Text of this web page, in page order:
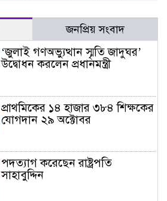
জনপ্রিয় সংবাদ
‘জুলাই গণঅভ্যুত্থান স্মৃতি জাদুঘর’
উদ্বোধন করলেন প্রধানমন্ত্রী
প্রাথমিকের ১৪ হাজার ৩৮৪ শিক্ষকের
যোগদান ২৯ অক্টোবর
পদত্যাগ করেছেন রাষ্ট্রপতি
সাহাবুদ্দিন